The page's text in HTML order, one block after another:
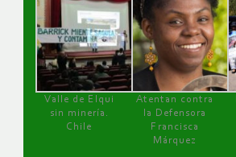
Valle de Elqui
sin minería.
Chile
Atentan contra
la Defensora
Francisca
Márquez